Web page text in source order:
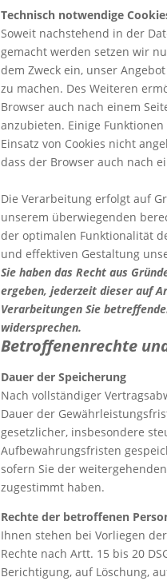
Technisch notwendige
Soweit nachstehend in der
gemacht werden setzen wir
dem Zweck ein, unser
zu machen. Des Weiteren
Browser auch nach einem
anzubieten. Einige
Einsatz von Cookies nicht
dass der Browser auch nach
Die Verarbeitung erfolgt auf
unserem überwiegenden
der optimalen Funktionalität
und effektiven Gestaltung
Sie haben das Recht aus
ergeben, jederzeit dieser auf
Verarbeitungen Sie
widersprechen.
Betroffenenrechte
Dauer der Speicherung
Nach vollständiger
Dauer der
gesetzlicher, insbesondere
Aufbewahrungsfristen
sofern Sie der
zugestimmt haben.
Rechte der betroffenen
Ihnen stehen bei Vorliegen
Rechte nach Artt. 15 bis 20
Berichtigung, auf Löschung,